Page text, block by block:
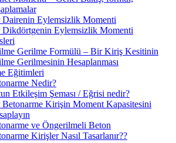
Eylemsizlik Momenti
Eylemsizlik Momenti
Gerilme Formülü – Bir Kiriş Kesitinin
Gerilmesinin Hesaplanması
Eğitimleri
Nedir?
Etkileşim Şeması / Eğrisi nedir?
Kirişin Moment Kapasitesini
ve Öngerilmeli Beton
Kirişler Nasıl Tasarlanır??